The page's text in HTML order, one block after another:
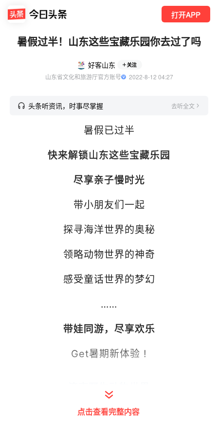
打开APP
暑假过半！山东这些宝藏乐园你去过了吗
好客山东 关注
山东省文化和旅游厅官方账号
  2022-8-12 04:27
头条听资讯，时事尽掌握 去听全文
暑假已过半
快来解锁山东这些宝藏乐园
尽享亲子慢时光
带小朋友们一起
探寻海洋世界的奥秘
领略动物世界的神奇
感受童话世界的梦幻
……
带娃同游，尽享欢乐
Get暑期新体验 !
点击查看完整内容